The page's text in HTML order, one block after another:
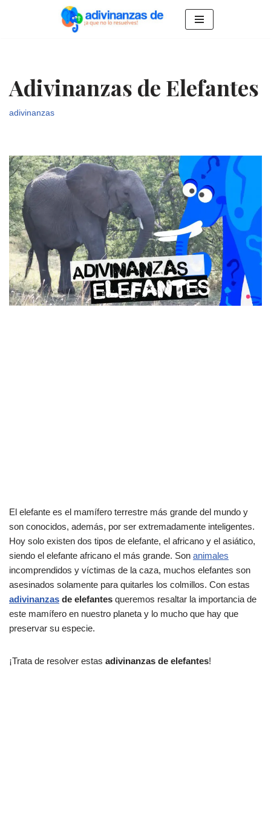
Adivinanzas de Elefantes
adivinanzas
El elefante es el mamífero terrestre más grande del mundo y
son conocidos, además, por ser extremadamente inteligentes.
Hoy solo existen dos tipos de elefante, el africano y el asiático,
siendo el elefante africano el más grande. Son animales
incomprendidos y víctimas de la caza, muchos elefantes son
asesinados solamente para quitarles los colmillos. Con estas
adivinanzas de elefantes queremos resaltar la importancia de
este mamífero en nuestro planeta y lo mucho que hay que
preservar su especie.
¡Trata de resolver estas adivinanzas de elefantes!